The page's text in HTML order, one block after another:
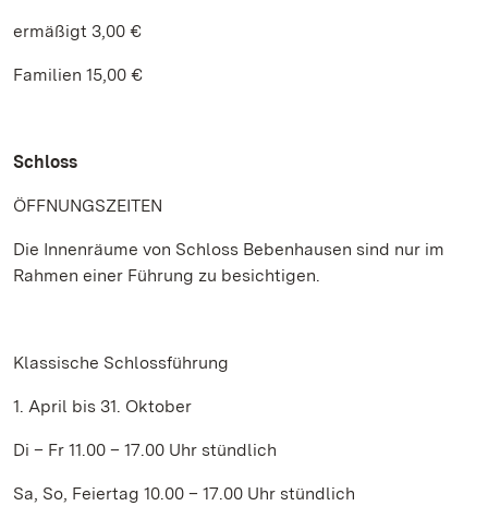
ermäßigt 3,00 €
Familien 15,00 €
Schloss
ÖFFNUNGSZEITEN
Die Innenräume von Schloss Bebenhausen sind nur im
Rahmen einer Führung zu besichtigen.
Klassische Schlossführung
1. April bis 31. Oktober
Di – Fr 11.00 – 17.00 Uhr stündlich
Sa, So, Feiertag 10.00 – 17.00 Uhr stündlich